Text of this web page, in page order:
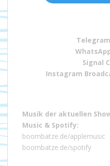
Signal
Instagram
Musik der aktuellen
Music & Spotify:
boombatze.de/applemusic
boombatze.de/spotify